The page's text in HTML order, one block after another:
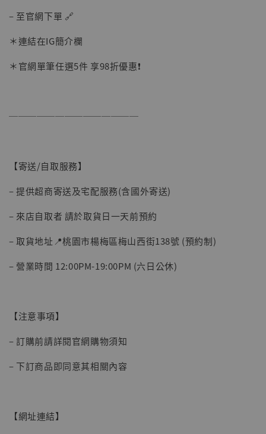
NT$ 4,980
– 至官網下單 🔗
＊連結在IG簡介欄
＊官網單筆任選5件 享98折優惠❗️
──────────────
【寄送/自取服務】
– 提供超商寄送及宅配服務(含國外寄送)
– 來店自取者 請於取貨日一天前預約
– 取貨地址📍桃園市楊梅區梅山西街138號 (預約制)
– 營業時間 12:00PM-19:00PM (六日公休)
【注意事項】
– 訂購前請詳閱官網購物須知
– 下訂商品即同意其相關內容
【網址連結】